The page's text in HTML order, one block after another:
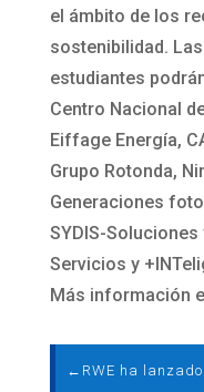
el ámbito de los
sostenibilidad.
estudiantes
Centro Nacional
Eiffage Energía,
Grupo Rotonda,
Generaciones
SYDIS-
Servicios y
Más información
← RWE ha